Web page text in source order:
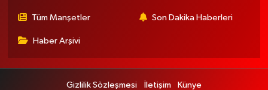
Tüm Manşetler Son Dakika Haberleri
Haber Arşivi
Gizlilik Sözleşmesi İletişim Künye